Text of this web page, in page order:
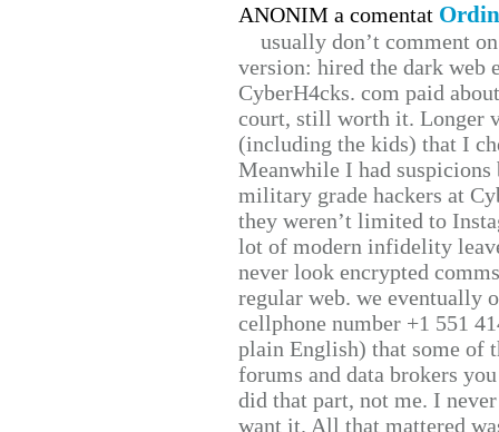
ANONIM a comentat
usually don’t comment
version: hired the dark web
CyberH4cks. com paid
court, still worth it. Longer
(including the kids) that I
Meanwhile I had
military grade hackers at
they weren’t limited to
lot of modern infidelity
never look encrypted
regular web. we eventually
cellphone number +1 551
plain English) that some of
forums and data brokers
did that part, not me. I
want it. All that mattered